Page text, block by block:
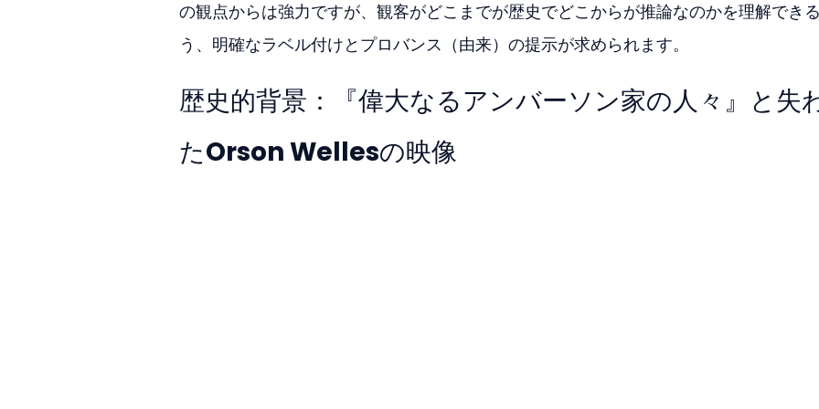
の観点からは強力ですが、観客がどこまでが歴史でどこからが推論なのかを理解でき
う、明確なラベル付けとプロバンス（由来）の提示が求められます。
歴史的背景：『偉大なるアンバーソン家の人々』と失
たOrson Wellesの映像